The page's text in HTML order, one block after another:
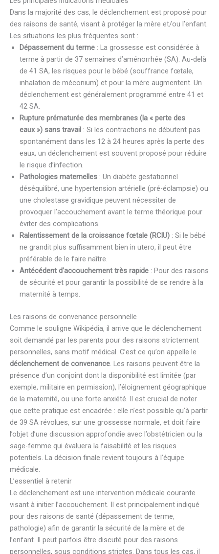
Dans la majorité des cas, le déclenchement est proposé pour
des raisons de santé, visant à protéger la mère et/ou l’enfant.
Les situations les plus fréquentes sont :
Dépassement du terme : La grossesse est considérée à
terme à partir de 37 semaines d’aménorrhée (SA). Au-delà
de 41 SA, les risques pour le bébé (souffrance fœtale,
inhalation de méconium) et pour la mère augmentent. Un
déclenchement est généralement programmé entre 41 et
42 SA.
Rupture prématurée des membranes (la « perte des
eaux ») sans travail : Si les contractions ne débutent pas
spontanément dans les 12 à 24 heures après la perte des
eaux, un déclenchement est souvent proposé pour réduire
le risque d’infection.
Pathologies maternelles : Un diabète gestationnel
déséquilibré, une hypertension artérielle (pré-éclampsie) ou
une cholestase gravidique peuvent nécessiter de
provoquer l’accouchement avant le terme théorique pour
éviter des complications.
Ralentissement de la croissance fœtale (RCIU) : Si le bébé
ne grandit plus suffisamment bien in utero, il peut être
préférable de le faire naître.
Antécédent d’accouchement très rapide : Pour des raisons
de sécurité et pour garantir la possibilité de se rendre à la
maternité à temps.
Les raisons de convenance personnelle
Comme le souligne Wikipédia, il arrive que le déclenchement
soit demandé par les parents pour des raisons strictement
personnelles, sans motif médical. C’est ce qu’on appelle le
déclenchement de convenance. Les raisons peuvent être la
présence d’un conjoint dont la disponibilité est limitée (par
exemple, militaire en permission), l’éloignement géographique
de la maternité, ou une forte anxiété. Il est crucial de noter
que cette pratique est encadrée : elle n’est possible qu’à partir
de 39 SA révolues, sur une grossesse normale, et doit faire
l’objet d’une discussion approfondie avec l’obstétricien ou la
sage-femme qui évaluera la faisabilité et les risques
potentiels. La décision finale revient toujours à l’équipe
médicale.
L’essentiel à retenir
Le déclenchement est une intervention médicale courante
visant à initier l’accouchement. Il est principalement indiqué
pour des raisons de santé (dépassement de terme,
pathologie) afin de garantir la sécurité de la mère et de
l’enfant. Il peut parfois être discuté pour des raisons
personnelles, sous conditions strictes. Dans tous les cas, il